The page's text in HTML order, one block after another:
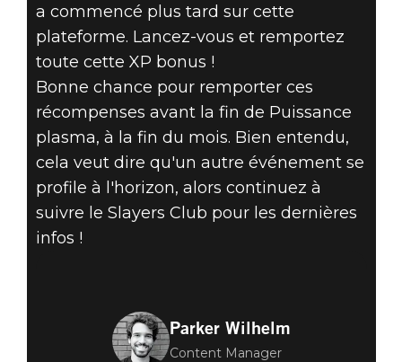
a commencé plus tard sur cette
plateforme. Lancez-vous et remportez
toute cette XP bonus !
Bonne chance pour remporter ces
récompenses avant la fin de Puissance
plasma, à la fin du mois. Bien entendu,
cela veut dire qu'un autre événement se
profile à l'horizon, alors continuez à
suivre le Slayers Club pour les dernières
infos !
Parker Wilhelm
Content Manager